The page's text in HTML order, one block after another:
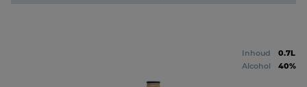
Inhoud
0.7L
Alcohol
40%